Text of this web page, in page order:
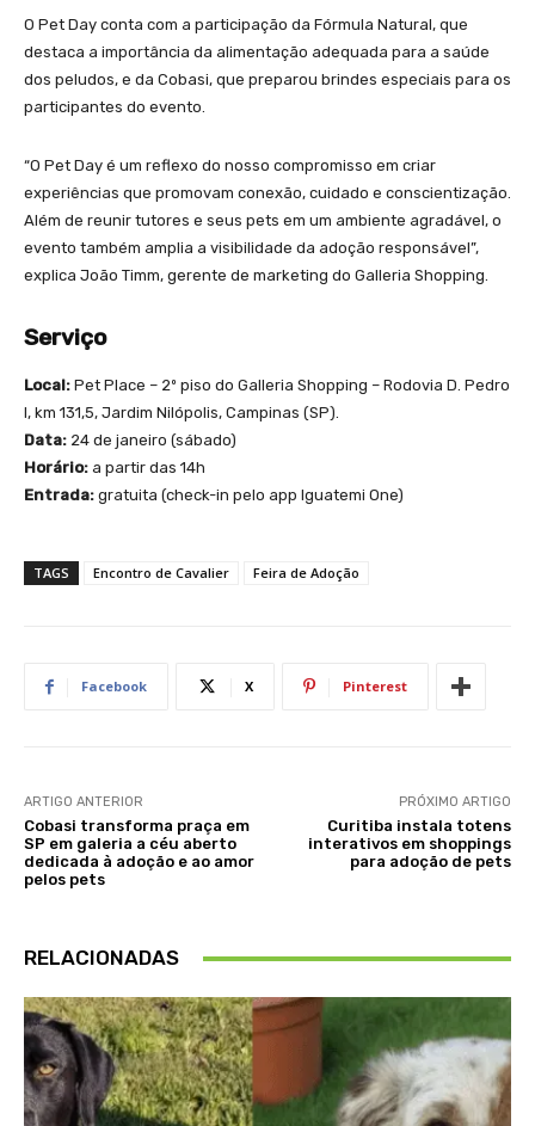
O Pet Day conta com a participação da Fórmula Natural, que
destaca a importância da alimentação adequada para a saúde
dos peludos, e da Cobasi, que preparou brindes especiais para os
participantes do evento.
“O Pet Day é um reflexo do nosso compromisso em criar
experiências que promovam conexão, cuidado e conscientização.
Além de reunir tutores e seus pets em um ambiente agradável, o
evento também amplia a visibilidade da adoção responsável”,
explica João Timm, gerente de marketing do Galleria Shopping.
Serviço
Local: Pet Place – 2º piso do Galleria Shopping – Rodovia D. Pedro
I, km 131,5, Jardim Nilópolis, Campinas (SP).
Data: 24 de janeiro (sábado)
Horário: a partir das 14h
Entrada: gratuita (check-in pelo app Iguatemi One)
TAGS Encontro de Cavalier Feira de Adoção
Facebook X Pinterest
ARTIGO ANTERIOR
Cobasi transforma praça em
SP em galeria a céu aberto
dedicada à adoção e ao amor
pelos pets
PRÓXIMO ARTIGO
Curitiba instala totens
interativos em shoppings
para adoção de pets
RELACIONADAS